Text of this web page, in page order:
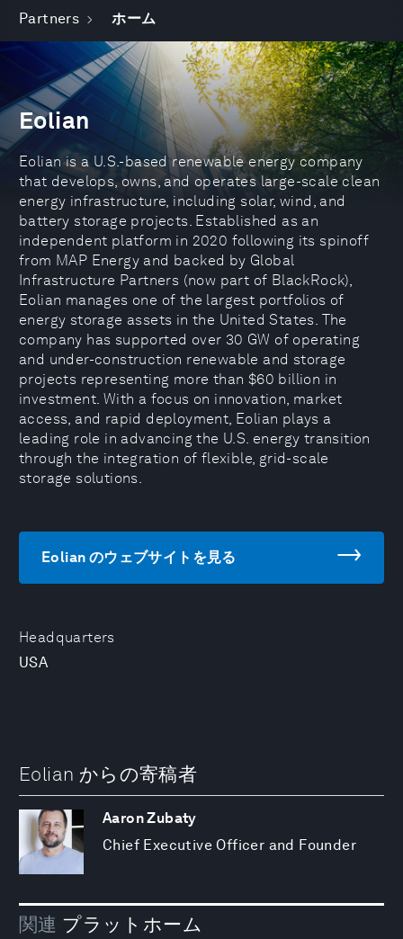
Partners ホーム
Headquarters
USA
Eolian
Eolian is a U.S.-based renewable energy company
that develops, owns, and operates large-scale clean
energy infrastructure, including solar, wind, and
battery storage projects. Established as an
independent platform in 2020 following its spinoff
from MAP Energy and backed by Global
Infrastructure Partners (now part of BlackRock),
Eolian manages one of the largest portfolios of
energy storage assets in the United States. The
company has supported over 30 GW of operating
and under-construction renewable and storage
projects representing more than $60 billion in
investment. With a focus on innovation, market
access, and rapid deployment, Eolian plays a
leading role in advancing the U.S. energy transition
through the integration of flexible, grid-scale
storage solutions.
Eolian のウェブサイトを見る
Eolian からの寄稿者
Aaron Zubaty
Chief Executive Officer and Founder
関連 プラットホーム